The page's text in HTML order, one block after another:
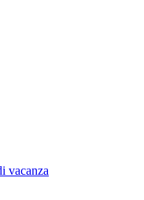
vacanza